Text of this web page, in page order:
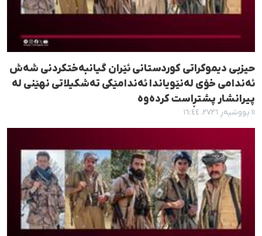
حیزبی دیموکراتی کوردستانی ئێران گیانبەختکردنی شەش
ئەندامی خۆی لەنێویاندا ئەندامێکی تەشکیلاتی نهێنی لە
پیرانشار پشتڕاست کردەوە
١١ پووشپەڕ ٢٧٢٦، ١٦:٤٤